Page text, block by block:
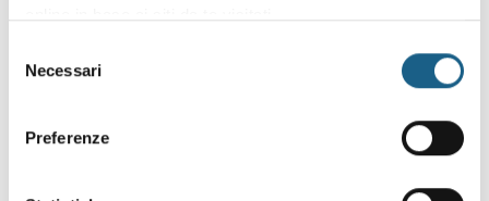
qualsiasi momento. Consulta anche la nostra Privacy
delNecessari
Preferenze
Oppure prosegui l'iscrizione al corso come
Puoi proseguire l'iscrizione al corso senza fare login. Scegli